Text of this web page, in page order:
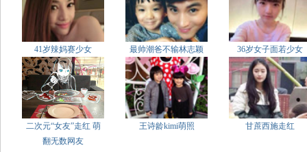
41岁辣妈赛少女 最帅潮爸不输林志颖 36岁女子面若少女
二次元“女友”走红 萌
翻无数网友
王诗龄kimi萌照 甘蔗西施走红